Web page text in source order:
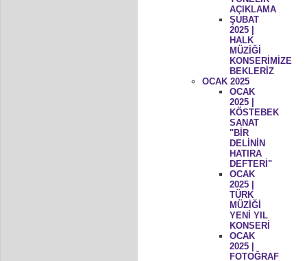
AÇIKLAMA
ŞUBAT
2025 |
HALK
MÜZİĞİ
KONSERİMİZE
BEKLERİZ
OCAK 2025
OCAK
2025 |
KÖSTEBEK
SANAT
"BİR
DELİNİN
HATIRA
DEFTERİ"
OCAK
2025 |
TÜRK
MÜZİĞİ
YENİ YIL
KONSERİ
OCAK
2025 |
FOTOĞRAF